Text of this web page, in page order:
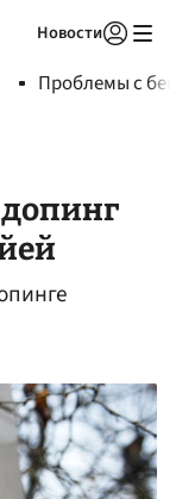
Новости
Проблемы с